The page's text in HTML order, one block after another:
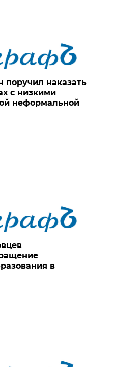
поручил наказать
с низкими
неформальной
в